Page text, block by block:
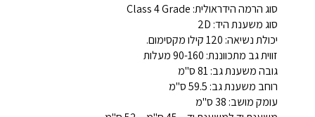
סוג הרמה הידראולית: Class 4 Grade
סוג משענת היד: 2D
יכולת נשיאה: 120 קילו מקסימום.
זווית גב מתכווננת: 90-160 מעלות
גובה משענת גב: 81 ס"מ
רוחב משענת גב: 59.5 ס"מ
עומק מושב: 38 ס"מ